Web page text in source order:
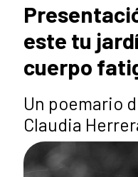
este tu
cuerpo
Un poemario
Claudia